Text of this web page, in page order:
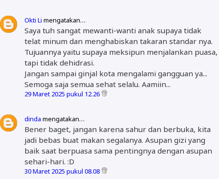
Okti Li mengatakan…
Saya tuh sangat mewanti-wanti anak supaya tidak
telat minum dan menghabiskan takaran standar nya.
Tujuannya yaitu supaya meksipun menjalankan puasa,
tapi tidak dehidrasi.
Jangan sampai ginjal kota mengalami gangguan ya...
Semoga saja semua sehat selalu. Aamiin...
29 Maret 2025 pukul 12.26
dinda mengatakan…
Bener baget, jangan karena sahur dan berbuka, kita
jadi bebas buat makan segalanya. Asupan gizi yang
baik saat berpuasa sama pentingnya dengan asupan
sehari-hari. :D
30 Maret 2025 pukul 08.08